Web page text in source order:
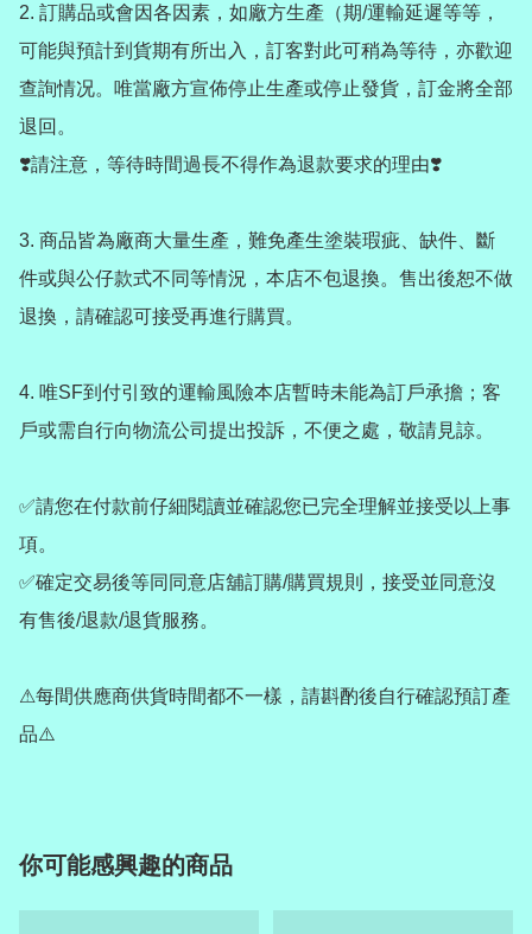
2. 訂購品或會因各因素，如廠方生產（期/運輸延遲等等，
可能與預計到貨期有所出入，訂客對此可稍為等待，亦歡迎
查詢情况。唯當廠方宣佈停止生產或停止發貨，訂金將全部
退回。
❣️請注意，等待時間過長不得作為退款要求的理由❣️
3. 商品皆為廠商大量生產，難免產生塗裝瑕疵、缺件、斷
件或與公仔款式不同等情況，本店不包退換。售出後恕不做
退換，請確認可接受再進行購買。
4. 唯SF到付引致的運輸風險本店暫時未能為訂戶承擔；客
戶或需自行向物流公司提出投訴，不便之處，敬請見諒。
✅請您在付款前仔細閱讀並確認您已完全理解並接受以上事
項。
✅確定交易後等同同意店舖訂購/購買規則，接受並同意沒
有售後/退款/退貨服務。
⚠每間供應商供貨時間都不一樣，請斟酌後自行確認預訂產
品⚠️
你可能感興趣的商品